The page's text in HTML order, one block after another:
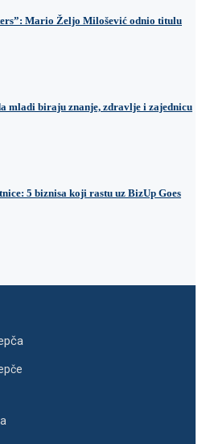
Mario Željo Milošević odnio titulu
mladi biraju znanje, zdravlje i zajednicu
5 biznisa koji rastu uz BizUp Goes